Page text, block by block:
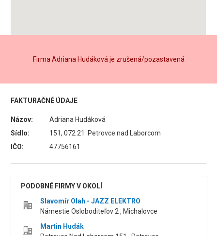
Firma Adriana Hudáková je zrušená/pozastavená
FAKTURAČNÉ ÚDAJE
Názov:
Adriana Hudáková
Sídlo:
151, 072 21 Petrovce nad Laborcom
IČO:
47756161
PODOBNÉ FIRMY V OKOLÍ
Slavomír Olah - JAZZ ELEKTRO
Námestie Osloboditeľov 2 , Michalovce
Martin Hudák